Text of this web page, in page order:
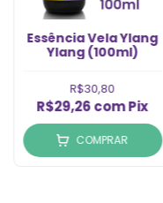
Essência Vela Ylang
Ylang (100ml)
R$30,80
R$29,26comPix
COMPRAR